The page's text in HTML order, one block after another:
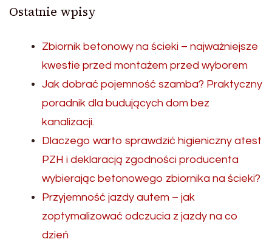
Ostatnie wpisy
Zbiornik betonowy na ścieki – najważniejsze
kwestie przed montażem przed wyborem
Jak dobrać pojemność szamba? Praktyczny
poradnik dla budujących dom bez
kanalizacji.
Dlaczego warto sprawdzić higieniczny atest
PZH i deklaracją zgodności producenta
wybierając betonowego zbiornika na ścieki?
Przyjemność jazdy autem – jak
zoptymalizować odczucia z jazdy na co
dzień